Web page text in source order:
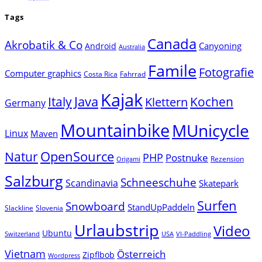
Tags
Akrobatik & Co Android Australia Canada Canyoning
Computer graphics Costa Rica Fahrrad Famile Fotografie
Germany Italy Java Kajak Klettern Kochen
Linux Maven MountainbikeMUnicycle
NaturOpenSource Origami PHP Postnuke Rezension
SalzburgScandinavia Schneeschuhe Skatepark
Slackline Slovenia Snowboard StandUpPaddeln Surfen
Switzerland Ubuntu Urlaubstrip USA VI-Paddling Video
Vietnam Wordpress Zipflbob Österreich